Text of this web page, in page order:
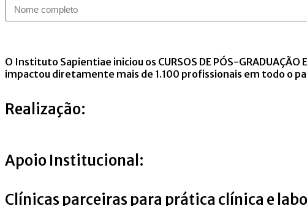
O Instituto Sapientiae iniciou os CURSOS DE PÓS-
impactou diretamente mais de 1.100 profissionais em todo o
Realização:
Apoio Institucional:
Clínicas parceiras para prática clínica e